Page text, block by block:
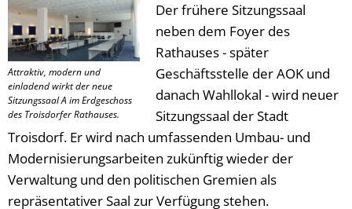
Attraktiv, modern und
einladend wirkt der neue
Sitzungssaal A im Erdgeschoss
des Troisdorfer Rathauses.
Der frühere Sitzungssaal
neben dem Foyer des
Rathauses - später
Geschäftsstelle der AOK und
danach Wahllokal - wird neuer
Sitzungssaal der Stadt
Troisdorf. Er wird nach umfassenden Umbau- und
Modernisierungsarbeiten zukünftig wieder der
Verwaltung und den politischen Gremien als
repräsentativer Saal zur Verfügung stehen.